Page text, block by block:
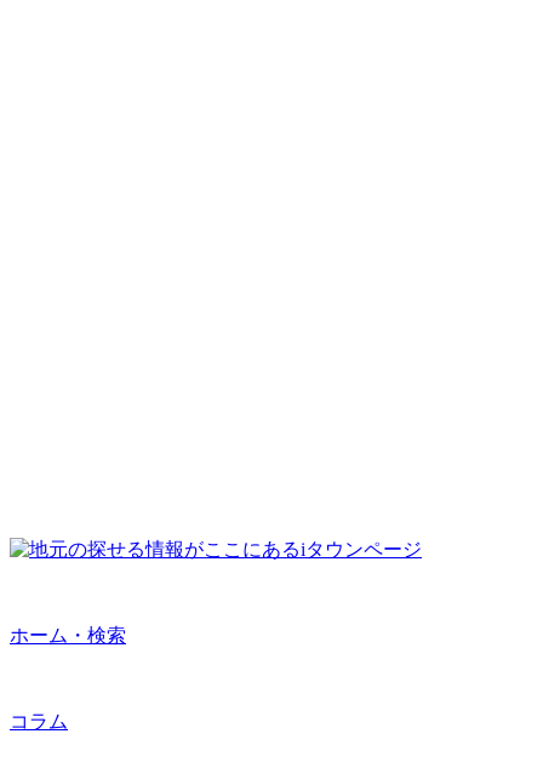
ホーム・検索
コラム